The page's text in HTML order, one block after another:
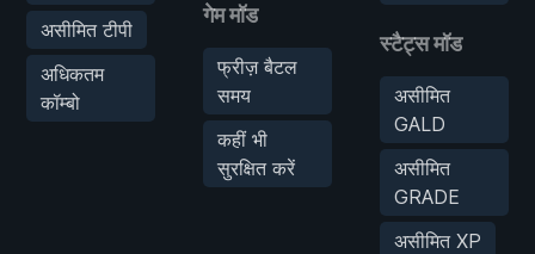
असीमित टीपी
अधिकतम
कॉम्बो
गेम मॉड
फ्रीज़ बैटल
समय
कहीं भी
सुरक्षित करें
स्टैट्स मॉड
असीमित
GALD
असीमित
GRADE
असीमित XP